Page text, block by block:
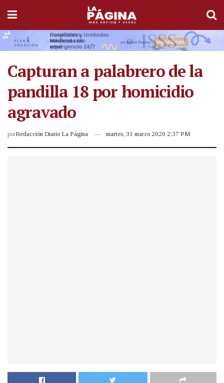
Capturan a palabrero de la
pandilla 18 por homicidio
agravado
porRedacción Diario La Página martes, 31 marzo 2020 2:37 PM